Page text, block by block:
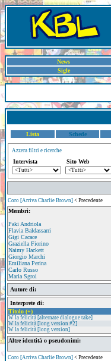
News
Sigle
Lista Schede
Azzera filtri e ricerche
Intervista Sito Web
Coro [Arriva Charlie Brown] < Precedente
Membri:
Paki Andriola
Flavia Baldassarri
Gigi Cacace
Graziella Fiorino
Naimy Hackett
Giorgio Marchi
Emiliana Perina
Carlo Russo
Maria Sgroi
Autore di:
Interprete di:
Titolo (+)
W la felicità [alternate dialogue take]
W la felicità [long version #2]
W la felicità [long version]
Altre identità o pseudonimi:
Coro [Arriva Charlie Brown] < Precedente